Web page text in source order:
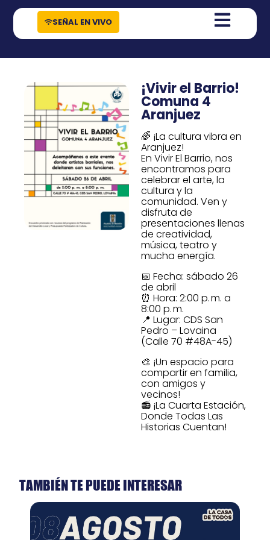
contenido
SEÑAL EN VIVO
¡Vivir el Barrio!
Comuna 4
Aranjuez
🌈 ¡La cultura vibra en
Aranjuez!
En Vivir El Barrio, nos
encontramos para
celebrar el arte, la
cultura y la
comunidad. Ven y
disfruta de
presentaciones llenas
de creatividad,
música, teatro y
mucha energía.
📅 Fecha: sábado 26
de abril
⏰ Hora: 2:00 p. m. a
8:00 p. m.
📍 Lugar: CDS San
Pedro – Lovaina
(Calle 70 #48A-45)
🎨 ¡Un espacio para
compartir en familia,
con amigos y
vecinos!
📻 ¡La Cuarta Estación,
Donde Todas Las
Historias Cuentan!
TAMBIÉN TE PUEDE INTERESAR